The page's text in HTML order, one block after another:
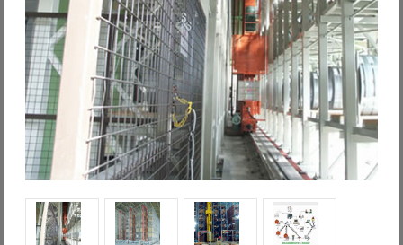
Log in with Facebook
Forgot your password?
Forgot your username?